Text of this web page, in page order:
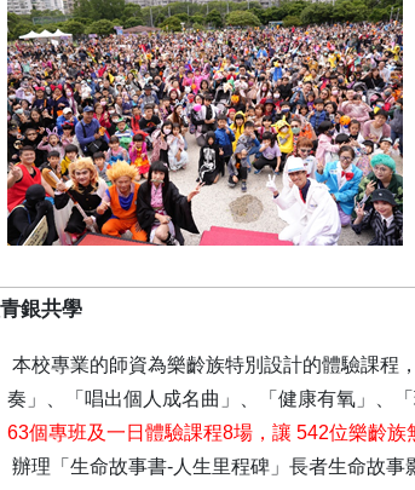
銀共學
本校專業的師資為樂齡族特別設計的體驗課程
奏」、「唱出個人成名曲」、「健康有氧」、
63個專班及一日體驗課程8場，讓 542位樂齡
辦理「生命故事書-人生里程碑」長者生命故